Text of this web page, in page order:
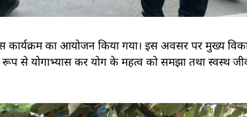
कार्यक्रम का आयोजन किया गया। इस अवसर पर मुख्य
रूप से योगाभ्यास कर योग के महत्व को समझा तथा स्वस्थ